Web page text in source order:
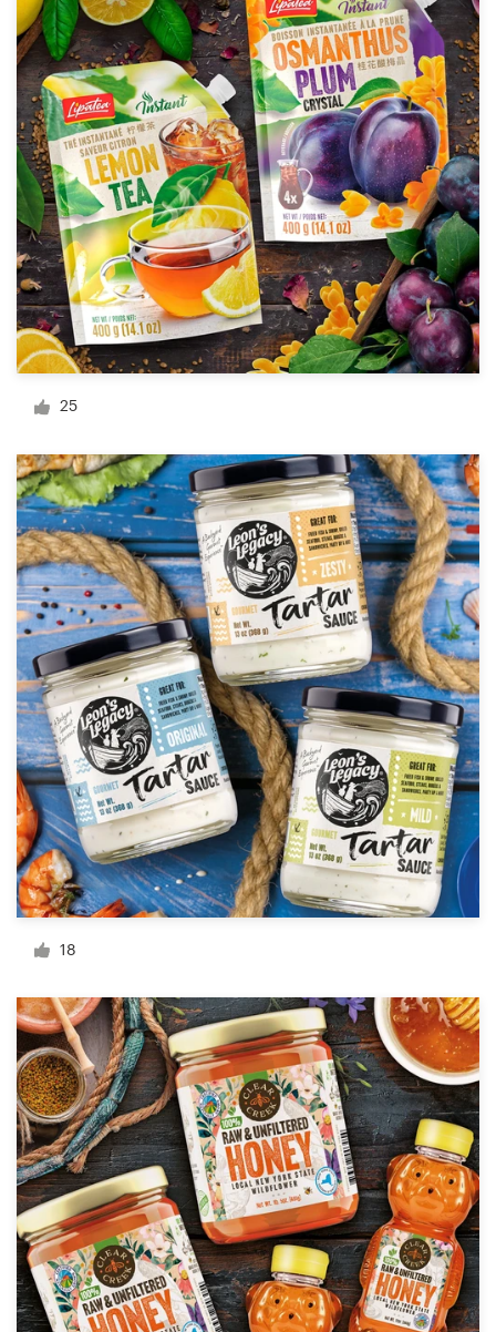
25
18
Descubra la inspiración
99designs Studio
99designs Pro
Obtenga
un
diseño
Diseño de logotipo
Tarjeta de presentación
Diseño de páginas web
Guía de la marca
Explorar todas las categorías
Soporte
+49 30 568 376 73
Centro de ayuda
Recursos
Hágase diseñador
Blog